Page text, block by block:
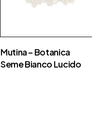
Mutina – Botanica
Seme Bianco Lucido